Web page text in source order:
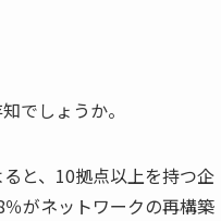
でしょうか。
と、10拠点以上を持つ企
がネットワークの再構築